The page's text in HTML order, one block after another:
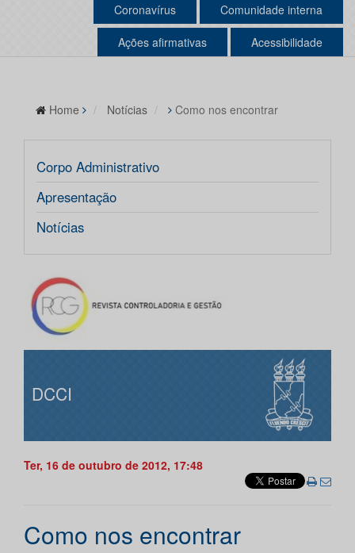
Coronavírus Comunidade interna
Ações afirmativas Acessibilidade
Home Notícias Como nos encontrar
Corpo Administrativo
Apresentação
Notícias
DCCI
Ter, 16 de outubro de 2012, 17:48
Como nos encontrar